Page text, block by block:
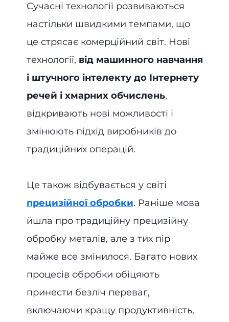
Сучасні технології розвиваються
настільки швидкими темпами, що
це стрясає комерційний світ. Нові
технології, від машинного навчання
і штучного інтелекту до Інтернету
речей і хмарних обчислень,
відкривають нові можливості і
змінюють підхід виробників до
традиційних операцій.
Це також відбувається у світі
прецизійної обробки. Раніше мова
йшла про традиційну прецизійну
обробку металів, але з тих пір
майже все змінилося. Багато нових
процесів обробки обіцяють
принести безліч переваг,
включаючи кращу продуктивність,